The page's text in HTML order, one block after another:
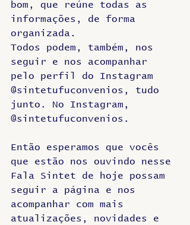
bom, que reúne todas as
informações, de forma
organizada.
Todos podem, também, nos
seguir e nos acompanhar
pelo perfil do Instagram
@sintetufuconvenios, tudo
junto. No Instagram,
@sintetufuconvenios.
Então esperamos que vocês
que estão nos ouvindo nesse
Fala Sintet de hoje possam
seguir a página e nos
acompanhar com mais
atualizações, novidades e